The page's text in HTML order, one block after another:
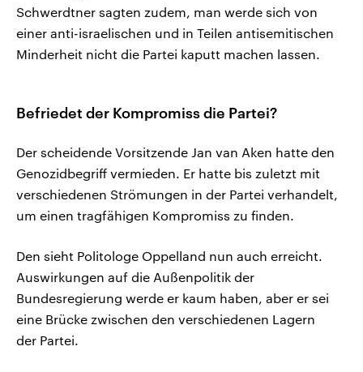
Schwerdtner sagten zudem, man werde sich von
einer anti-israelischen und in Teilen antisemitischen
Minderheit nicht die Partei kaputt machen lassen.
Befriedet der Kompromiss die Partei?
Der scheidende Vorsitzende Jan van Aken hatte den
Genozidbegriff vermieden. Er hatte bis zuletzt mit
verschiedenen Strömungen in der Partei verhandelt,
um einen tragfähigen Kompromiss zu finden.
Den sieht Politologe Oppelland nun auch erreicht.
Auswirkungen auf die Außenpolitik der
Bundesregierung werde er kaum haben, aber er sei
eine Brücke zwischen den verschiedenen Lagern
der Partei.